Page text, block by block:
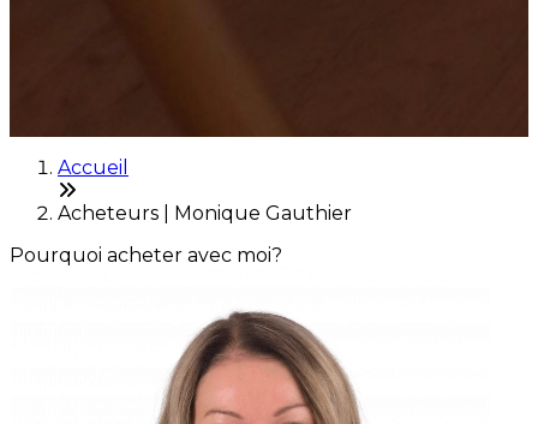
Accueil
Acheteurs | Monique Gauthier
Pourquoi acheter avec moi?